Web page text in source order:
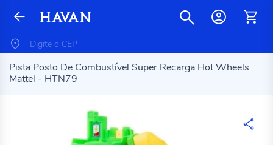
Pista Posto De Combustível Super Recarga Hot Wheels
Mattel - HTN79